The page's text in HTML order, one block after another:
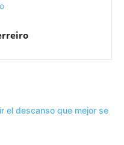
el descanso que mejor se